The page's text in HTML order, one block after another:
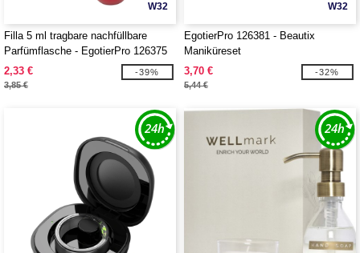
W32
Filla 5 ml tragbare nachfüllbare
Parfümflasche - EgotierPro 126375
2,33 €
3,85 €
-39%
W32
EgotierPro 126381 - Beautix
Maniküreset
3,70 €
5,44 €
-32%